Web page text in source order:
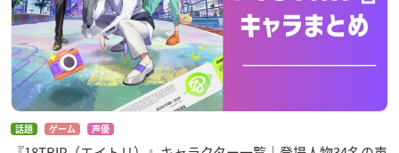
話題 ゲーム 声優